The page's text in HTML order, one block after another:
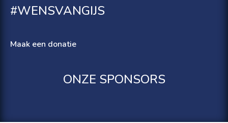
#WENSVANGIJS
Maak een donatie
ONZE SPONSORS